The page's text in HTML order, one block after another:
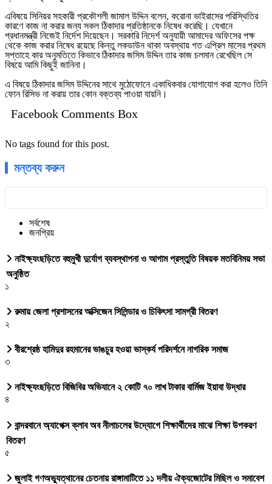
এবিষয়ে সিনিয়র সহকারী প্রকৌশলী জামাল উদ্দিন বলেন, করোনা ভাইরাসের পরিস্থিতির
কারণে কাজ না করার জন্য সকল ঠিকাদার প্রতিষ্ঠানকে নিষেধ করেছি। যেখানে
প্রধানমন্ত্রী নিজেই নির্দেশ দিয়েছেন। সরকারি নিদের্শ অনুযায়ী আমাদের অফিসের পক্ষ
থেকে কাজ করার নিষেধ রয়েছে কিন্তু লকডাউন থাকা অবস্থায় গত এপ্রিল মাসের প্রথম
সপ্তাহে কার অনুমতিতে কিভাবে ঠিকাদার জসিম উদ্দিন তার কাজ চলমান রেখেছিল সে
বিষয়ে আমি কিছুই জানিনা।
এ বিষয়ে ঠিকাদার জসিম উদ্দিনের সাথে মুঠোফোনে একাধিকবার যোগাযোগ করা হলেও তিনি
ফোন রিসিভ না করায় তার কোন বক্তব্য পাওয়া যায়নি।
Facebook Comments Box
No tags found for this post.
মন্তব্য করুন
সর্বশেষ
জনপ্রিয়
নাইক্ষ্যংছড়িতে বহুমুখী দুর্যোগ ব্যবস্থাপনা ও আগাম প্রস্তুতি বিষয়ক মতবিনিময় সভা
অনুষ্ঠিত
১
রুমায় জেলা প্রশাসনের অক্সিজেন সিলিন্ডার ও চিকিৎসা সামগ্রী বিতরণ
২
বীরশ্রেষ্ঠ হামিদুর রহমানের ভাঙচুর হওয়া ভাস্কর্য পরিদর্শনে নাগরিক সমাজ
৩
নাইক্ষ্যংছড়িতে বিজিবির অভিযানে ২ কোটি ৭০ লাখ টাকার বার্মিজ ইয়াবা উদ্ধার
৪
বান্দরবানে অ্যাপেক্স ক্লাব অব নীলাচলের উদ্যোগে শিক্ষার্থীদের মাঝে শিক্ষা উপকরণ
বিতরণ
৫
জুলাই গণঅভ্যুত্থানের চেতনায় রাঙ্গামাটিতে ১১ দলীয় ঐক্যজোটের মিছিল ও সমাবেশ